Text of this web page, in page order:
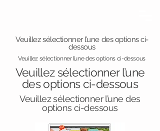
Veuillez sélectionner l’une des options ci-
dessous
Veuillez sélectionner l’une des options ci-dessous
Veuillez sélectionner l’une
des options ci-dessous
Veuillez sélectionner l’une des
options ci-dessous